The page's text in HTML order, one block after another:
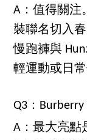
A：值得關注
裝聯名切入
慢跑褲與
輕運動或日常
Q3：
A：最大亮點